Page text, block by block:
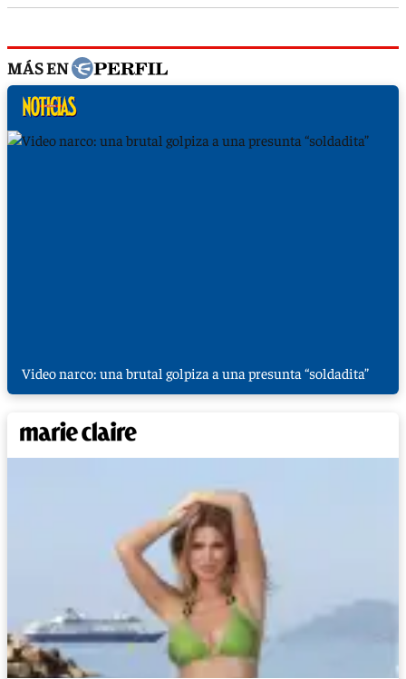
MÁS EN
Video narco: una brutal golpiza a una presunta “soldadita”